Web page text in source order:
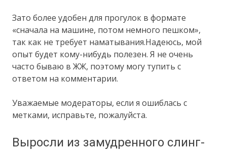
Зато более удобен для прогулок в формате
«сначала на машине, потом немного пешком»,
так как не требует наматывания.Надеюсь, мой
опыт будет кому-нибудь полезен. Я не очень
часто бываю в ЖЖ, поэтому могу тупить с
ответом на комментарии.
Уважаемые модераторы, если я ошиблась с
метками, исправьте, пожалуйста.
Выросли из замудренного слинг-